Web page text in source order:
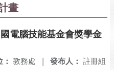
畫
電腦技能基金會獎學金
發布人： 註冊組
教務處 |